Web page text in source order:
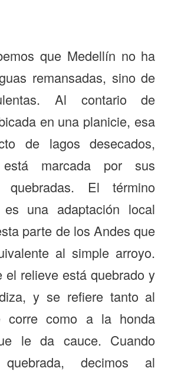
que Medellín no ha
remansadas, sino de
Al contario de
en una planicie, esa
de lagos desecados,
está marcada por sus
quebradas. El término
es una adaptación local
parte de los Andes que
al simple arroyo.
el relieve está quebrado y
y se refiere tanto al
corre como a la honda
le da cauce. Cuando
quebrada, decimos al